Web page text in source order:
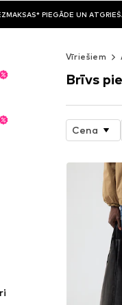
PIEGĀDE UN
Vīriešiem
Brīvs
Cena